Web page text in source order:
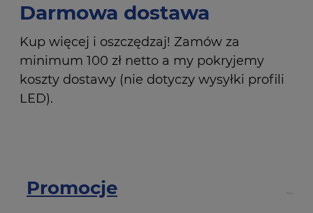
Darmowa dostawa
Kup więcej i oszczędzaj! Zamów za
minimum 100 zł netto a my pokryjemy
koszty dostawy (nie dotyczy wysyłki profili
LED).
Promocje